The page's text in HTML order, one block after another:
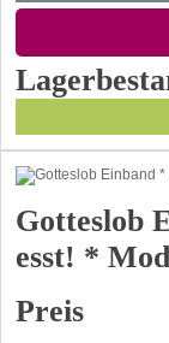
Gotteslob
esst! *
Preis